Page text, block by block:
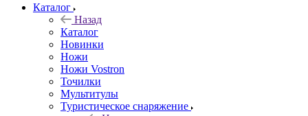
Каталог
Назад
Каталог
Новинки
Ножи
Ножи Vostron
Точилки
Мультитулы
Туристическое снаряжение